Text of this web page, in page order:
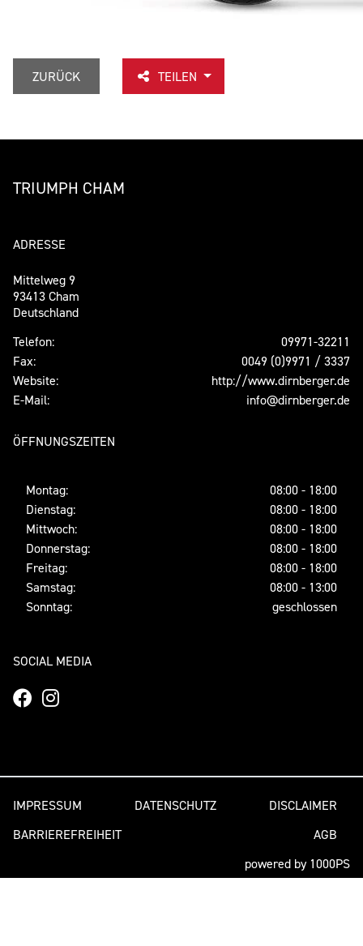
ZURÜCK TEILEN
TRIUMPH CHAM
ADRESSE
Mittelweg 9
93413 Cham
Deutschland
Telefon:
09971-32211
Fax:
0049 (0)9971 / 3337
Website:
http://www.dirnberger.de
E-Mail:
info@dirnberger.de
ÖFFNUNGSZEITEN
Montag:
08:00 - 18:00
Dienstag:
08:00 - 18:00
Mittwoch:
08:00 - 18:00
Donnerstag:
08:00 - 18:00
Freitag:
08:00 - 18:00
Samstag:
08:00 - 13:00
Sonntag:
geschlossen
SOCIAL MEDIA
AGB
IMPRESSUM DATENSCHUTZ
DISCLAIMER
BARRIEREFREIHEIT
powered by 1000PS